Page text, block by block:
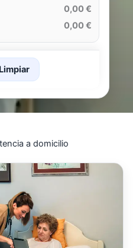
0,00 €
0,00 €
Limpiar
a domicilio